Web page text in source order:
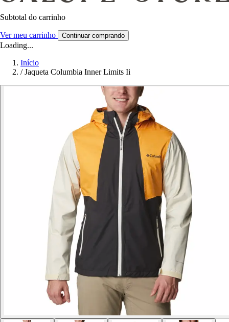
Subtotal do carrinho
Ver meu carrinho Continuar comprando
Loading...
Início
/ Jaqueta Columbia Inner Limits Ii